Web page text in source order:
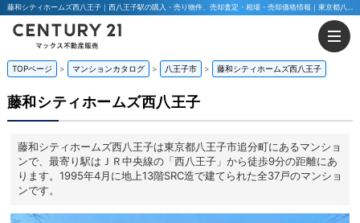
TOPページ マンションカタログ 八王子市 藤和シティホームズ西八王子
藤和シティホームズ西八王子
藤和シティホームズ西八王子は東京都八王子市追分町にあるマンショ
ンで、最寄り駅はＪＲ中央線の「西八王子」から徒歩9分の距離にあ
ります。1995年4月に地上13階SRC造で建てられた全37戸のマンショ
ンです。